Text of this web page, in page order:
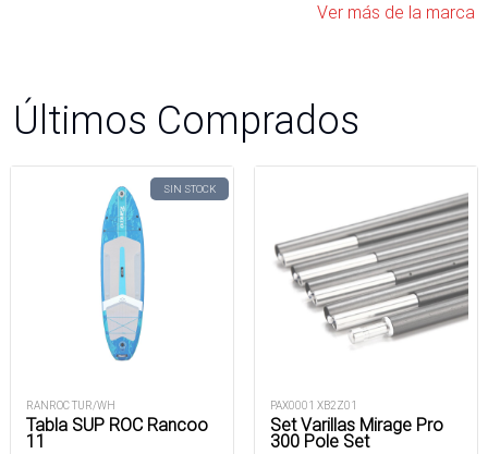
Ver más de la marca
Últimos Comprados
SIN STOCK
RANROC TUR/WH
Tabla SUP ROC Rancoo
11
PAX0001 XB2Z01
Set Varillas Mirage Pro
300 Pole Set